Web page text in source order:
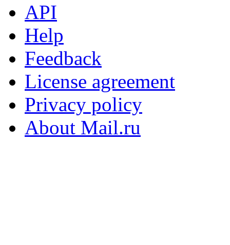
API
Help
Feedback
License agreement
Privacy policy
About Mail.ru